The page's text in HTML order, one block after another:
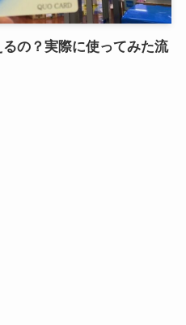
の？実際に使ってみた流